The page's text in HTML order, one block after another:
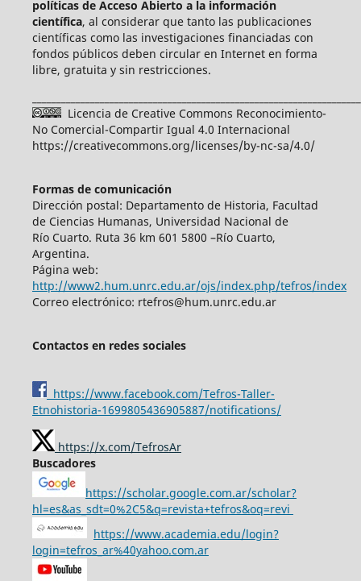
políticas de Acceso Abierto a la información
científica, al considerar que tanto las publicaciones
científicas como las investigaciones financiadas con
fondos públicos deben circular en Internet en forma
libre, gratuita y sin restricciones.
Licencia de Creative Commons Reconocimiento-
No Comercial-Compartir Igual 4.0 Internacional
https://creativecommons.org/licenses/by-nc-sa/4.0/
Formas de comunicación
Dirección postal: Departamento de Historia, Facultad
de Ciencias Humanas, Universidad Nacional de
Río Cuarto. Ruta 36 km 601 5800 –Río Cuarto,
Argentina.
Página web:
http://www2.hum.unrc.edu.ar/ojs/index.php/tefros/index
Correo electrónico: rtefros@hum.unrc.edu.ar
Contactos en redes sociales
https://www.facebook.com/Tefros-Taller-
Etnohistoria-1699805436905887/notifications/
https://x.com/TefrosAr
Buscadores
https://scholar.google.com.ar/scholar?
hl=es&as_sdt=0%2C5&q=revista+tefros&oq=revi
https://www.academia.edu/login?
login=tefros_ar%40yahoo.com.ar